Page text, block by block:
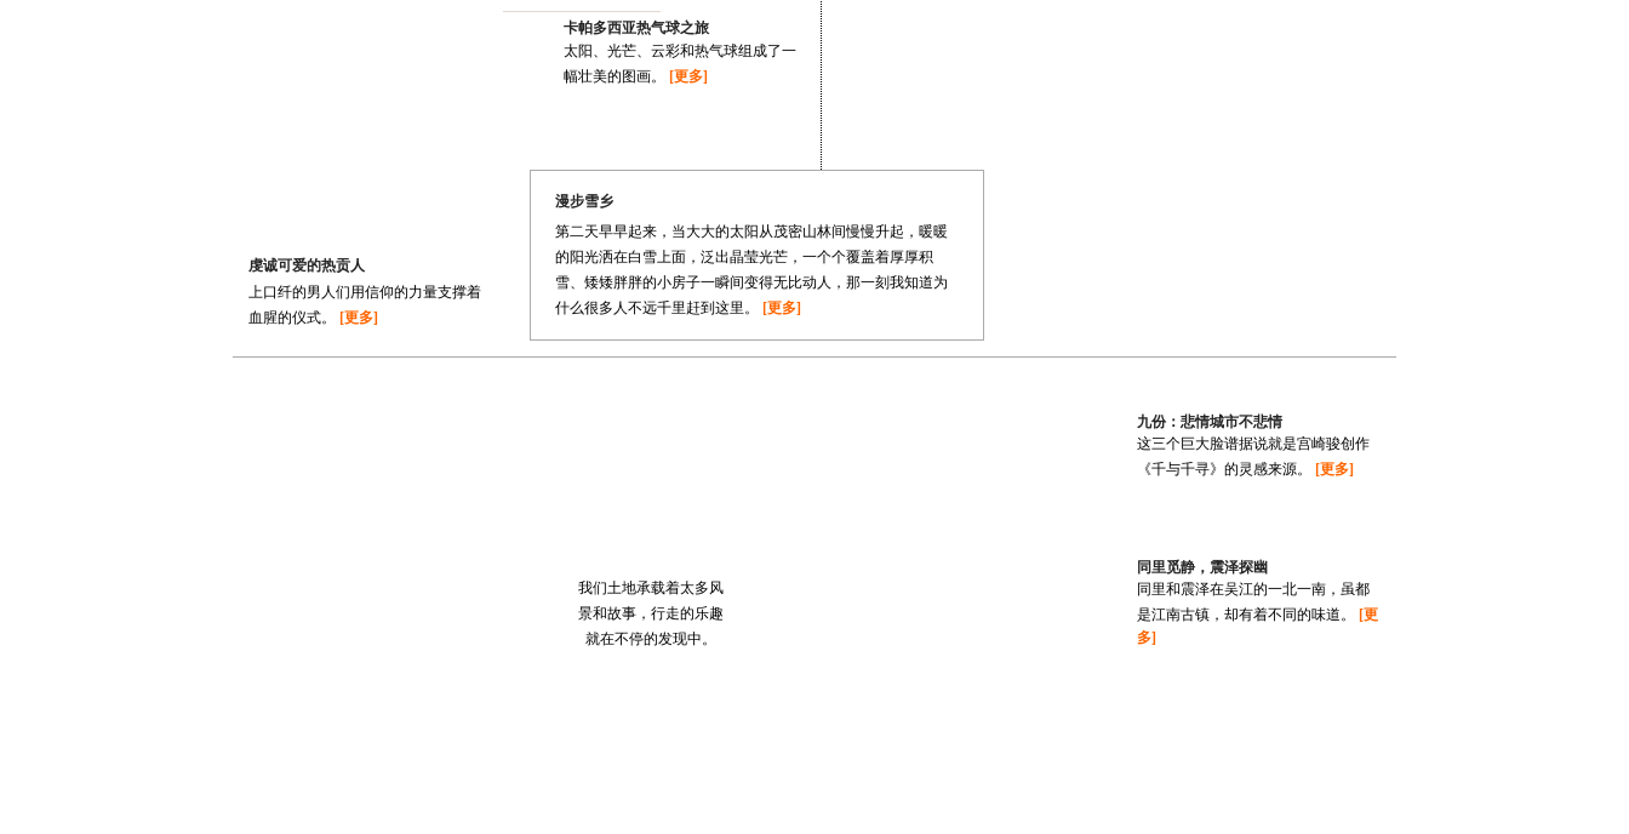
卡帕多西亚热气球之旅
太阳、光芒、云彩和热气球组成了一
幅壮美的图画。
[更多]
虔诚可爱的热贡人
上口纤的男人们用信仰的力量支撑着
血腥的仪式。
[更多]
我们土地承载着太多风
景和故事，行走的乐趣
就在不停的发现中。
漫步雪乡
第二天早早起来，当大大的太阳从茂密山林间慢慢升起，暖暖
的阳光洒在白雪上面，泛出晶莹光芒，一个个覆盖着厚厚积
雪、矮矮胖胖的小房子一瞬间变得无比动人，那一刻我知道为
什么很多人不远千里赶到这里。
[更多]
九份：悲情城市不悲情
这三个巨大脸谱据说就是宫崎骏创作
《千与千寻》的灵感来源。
[更多]
同里觅静，震泽探幽
同里和震泽在吴江的一北一南，虽都
是江南古镇，却有着不同的味道。
[更
多]